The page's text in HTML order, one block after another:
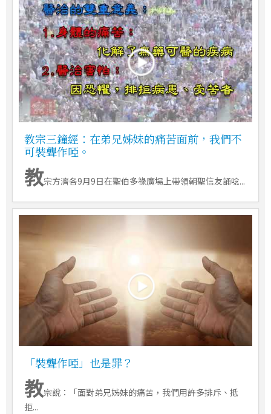
教宗三鐘經：在弟兄姊妹的痛苦面前，我們不
可裝聾作啞。
教宗方濟各9月9日在聖伯多祿廣場上帶領朝聖信友誦唸...
「裝聾作啞」也是罪？
教宗說：「面對弟兄姊妹的痛苦，我們用許多排斥、抵
拒...